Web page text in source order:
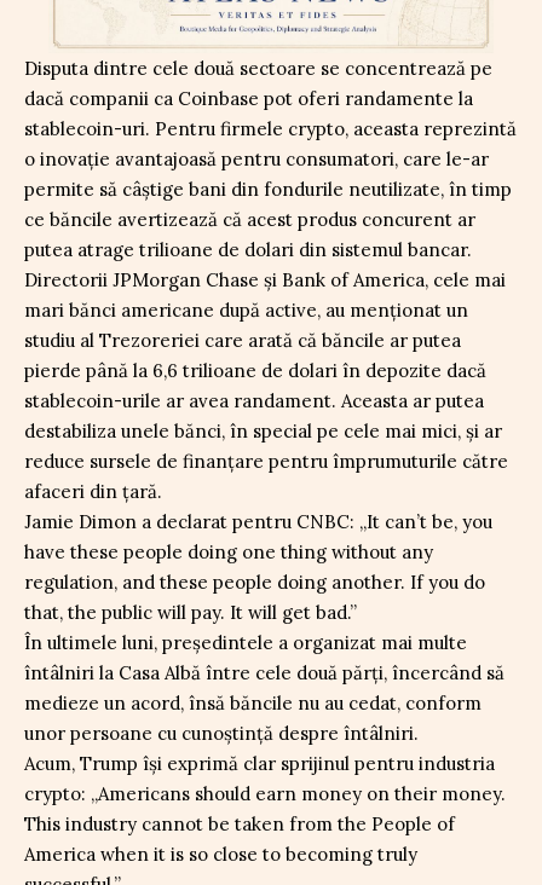
Disputa dintre cele două sectoare se concentrează pe
dacă companii ca Coinbase pot oferi randamente la
stablecoin-uri. Pentru firmele crypto, aceasta reprezintă
o inovație avantajoasă pentru consumatori, care le-ar
permite să câștige bani din fondurile neutilizate, în timp
ce băncile avertizează că acest produs concurent ar
putea atrage trilioane de dolari din sistemul bancar.
Directorii JPMorgan Chase și Bank of America, cele mai
mari bănci americane după active, au menționat un
studiu al Trezoreriei care arată că băncile ar putea
pierde până la 6,6 trilioane de dolari în depozite dacă
stablecoin-urile ar avea randament. Aceasta ar putea
destabiliza unele bănci, în special pe cele mai mici, și ar
reduce sursele de finanțare pentru împrumuturile către
afaceri din țară.
Jamie Dimon a declarat pentru CNBC: „It can’t be, you
have these people doing one thing without any
regulation, and these people doing another. If you do
that, the public will pay. It will get bad.”
În ultimele luni, președintele a organizat mai multe
întâlniri la Casa Albă între cele două părți, încercând să
medieze un acord, însă băncile nu au cedat, conform
unor persoane cu cunoștință despre întâlniri.
Acum, Trump își exprimă clar sprijinul pentru industria
crypto: „Americans should earn money on their money.
This industry cannot be taken from the People of
America when it is so close to becoming truly